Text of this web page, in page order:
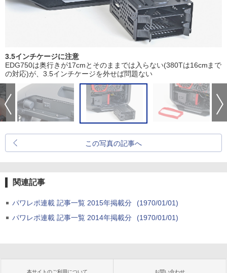
3.5インチケージに注意
EDG750は奥行きが17cmとそのままでは入らない(380Tは16cmまで
の対応)が、3.5インチケージを外せば問題ない
この写真の記事へ
関連記事
パワレポ連載 記事一覧 2015年掲載分
(1970/01/01)
パワレポ連載 記事一覧 2014年掲載分
(1970/01/01)
本サイトのご利用について お問い合わせ